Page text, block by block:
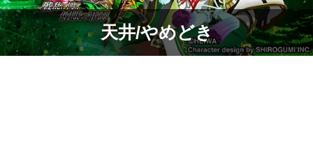
天井/やめどき